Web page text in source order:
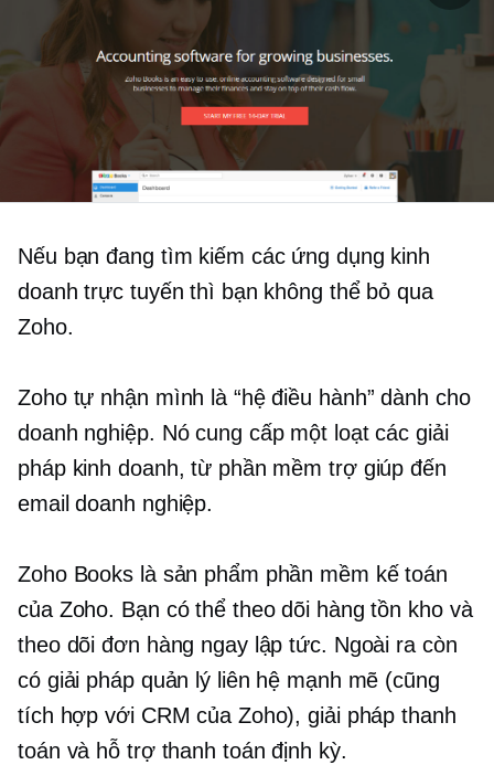
Nếu bạn đang tìm kiếm các ứng dụng kinh
doanh trực tuyến thì bạn không thể bỏ qua
Zoho.
Zoho tự nhận mình là “hệ điều hành” dành cho
doanh nghiệp. Nó cung cấp một loạt các giải
pháp kinh doanh, từ phần mềm trợ giúp đến
email doanh nghiệp.
Zoho Books là sản phẩm phần mềm kế toán
của Zoho. Bạn có thể theo dõi hàng tồn kho và
theo dõi đơn hàng ngay lập tức. Ngoài ra còn
có giải pháp quản lý liên hệ mạnh mẽ (cũng
tích hợp với CRM của Zoho), giải pháp thanh
toán và hỗ trợ thanh toán định kỳ.